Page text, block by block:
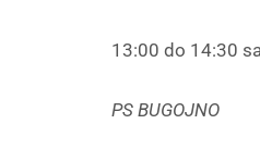
13:00 do 14:30
PS BUGOJNO